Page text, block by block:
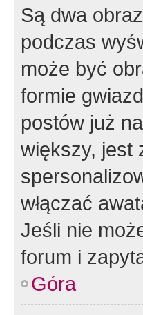
Są dwa
podczas
może być
formie
postów już
większy, jest
włączać
Jeśli nie
forum i
Góra